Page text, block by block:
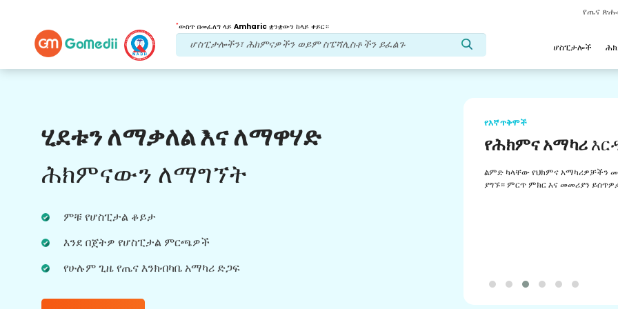
የጤና
*ውስጥ በመፈለግ ላይ Amharic ቋንቋውን ከላይ ቀይር።
ሆስፒታሎች
ሂደቱን ለማቃለል እና ለማዋሃድ
ሕክምናውን ለማግኘት
ምቹ የሆስፒታል ቆይታ
እንደ በጀትዎ የሆስፒታል ምርጫዎች
የሁሉም ጊዜ የጤና እንክብካቤ አማካሪ ድጋፍ
የድህረ ህክምናክትትል
የሚደረግበት እንክብካቤ
በሕክምና ፍላጎቶችዎ ላይ መደበኛ ዝመናዎች።
የእኛ ጥቅሞች
የሕክምና አማካሪ
ልምድ ካላቸው የህክምና አማካሪዎቻችን
ያግኙ። ምርጥ ምክር እና መመሪያን